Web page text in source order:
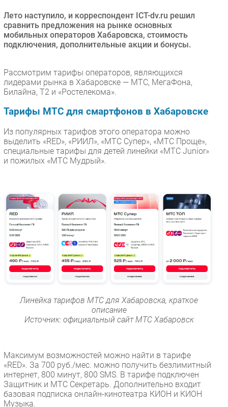
Безопасность
Инновации
CIO/Управление ИТ
Здоровье
РАЗДЕЛЫ
Аналитика
Интервью
Мероприятия
IT класс
Тестовый стенд
Каталог компаний
Лето наступило, и корреспондент ICT-dv.ru решил
сравнить предложения на рынке основных
мобильных операторов Хабаровска, стоимость
подключения, дополнительные акции и бонусы.
Рассмотрим тарифы операторов, являющихся
лидерами рынка в Хабаровске — МТС, МегаФона,
Билайна, Т2 и «Ростелекома».
Тарифы МТС для смартфонов в Хабаровске
Из популярных тарифов этого оператора можно
выделить «RED», «РИИЛ», «МТС Супер», «МТС Проще»,
специальные тарифы для детей линейки «MTC Junior»
и пожилых «МТС Мудрый».
Линейка тарифов МТС для Хабаровска, краткое
описание
Источник: официальный сайт МТС Хабаровск
Максимум возможностей можно найти в тарифе
«RED». За 700 руб./мес. можно получить безлимитный
интернет, 800 минут, 800 SMS. В тарифе подключен
Защитник и МТС Секретарь. Дополнительно входит
базовая подписка онлайн-кинотеатра КИОН и КИОН
Музыка.